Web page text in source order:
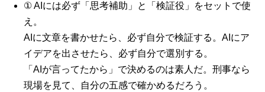
① AIには必ず「思考補助」と「検証役」をセットで使
え。
AIに文章を書かせたら、必ず自分で検証する。AIにア
イデアを出させたら、必ず自分で選別する。
「AIが言ってたから」で決めるのは素人だ。 刑事なら
現場を見て、自分の五感で確かめるだろう。